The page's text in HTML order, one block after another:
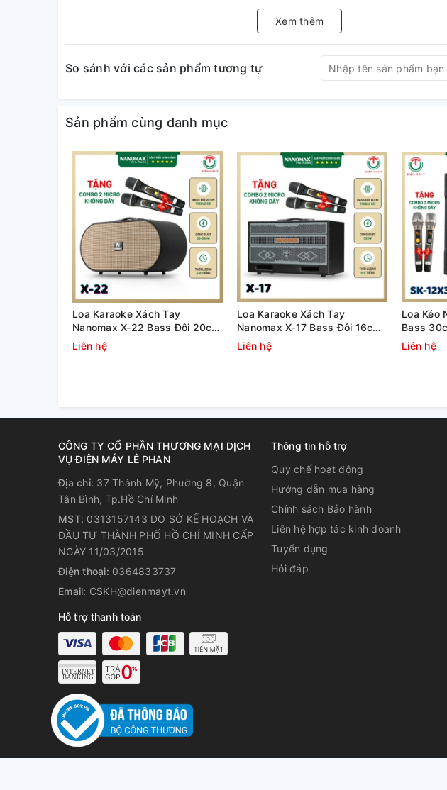
Dễ dàng di chuyển với trang bị tay cầm và
Loa nặng32 kgnhưng với trang bị tay cầm và 4 bánh xe bên dưới thì việc di
có một chút khó khăn nào, muốn cố định loa lại một chỗ thì chỉ cần gạt chốt
ra còn có tay cầm ở hai bên hông hỗ trợ xoay chuyển loa dễ dàng hơn.
Chất âm mạnh mẽ, giai điệu sống động nhờ
tiếng kết hợp công suất 1000 W
Âm thanh phát ra từ loa Mobell có chất lượng cao hơn, hay hơn nhờ 3 đường
Bass đường kính khoảng 40 cm, 1 loa Treble và 1 loa Mid. Bên cạnh đó là
mang đến chất âm cực kì mạnh mẽ và chân thực, âm vang dội,
gian nên cực kỳ thích hợp cho các bữa tiệc ngoài trời.
Xem thêm
So sánh với các sản phẩm tương tự
Sản phẩm cùng danh mục
Loa Karaoke Xách Tay
Nanomax X-22 Bass Đôi 20cm
380w
Liên hệ
Loa Karaoke Xách Tay
Nanomax X-17 Bass Đôi 16cm
320w
Liên hệ
Loa Kéo
Bass
Bluetooth
Liên hệ
CÔNG TY CỔ PHẦN THƯƠNG MẠI DỊCH
VỤ ĐIỆN MÁY LÊ PHAN
Địa chỉ: 37 Thành Mỹ, Phường 8, Quận
Tân Bình, Tp.Hồ Chí Minh
MST: 0313157143 DO SỞ KẾ HOẠCH VÀ
ĐẦU TƯ THÀNH PHỐ HỒ CHÍ MINH CẤP
NGÀY 11/03/2015
Điện thoại: 0364833737
Email: CSKH@dienmayt.vn
Hỗ trợ thanh toán
Thông tin hỗ trợ
Quy chế hoạt động
Hướng dẫn mua hàng
Chính sách Bảo hành
Liên hệ hợp tác kinh doanh
Tuyển dụng
Hỏi đáp